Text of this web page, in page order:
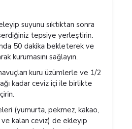
suyunu sıktıktan sonra
tepsiye yerleştirin.
50 dakika bekleterek ve
kurumasını sağlayın.
kuru üzümlerle ve 1/2
kadar ceviz içi ile birlikte
(yumurta, pekmez, kakao,
kalan ceviz) de ekleyip